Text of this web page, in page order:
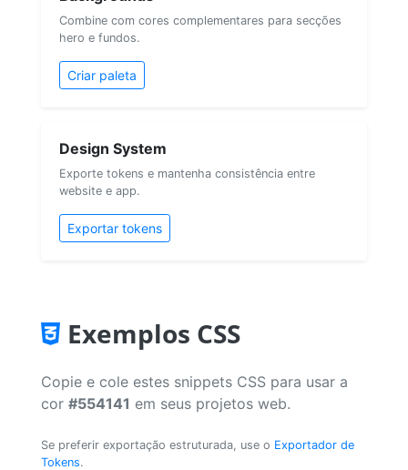
Combine com cores complementares para secções
hero e fundos.
Criar paleta
Design System
Exporte tokens e mantenha consistência entre
website e app.
Exportar tokens
Exemplos CSS
Copie e cole estes snippets CSS para usar a
cor #554141 em seus projetos web.
Se preferir exportação estruturada, use o Exportador de
Tokens.